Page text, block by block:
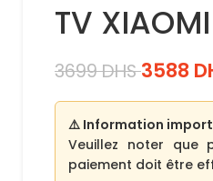
TV
3699DHS 3588
⚠️ Information
Veuillez noter que
paiement doit être